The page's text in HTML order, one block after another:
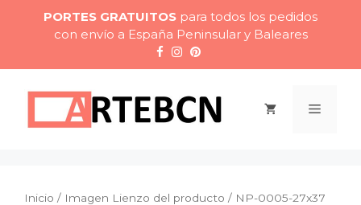
contenido
PORTES GRATUITOS para todos los pedidos
con envío a España Peninsular y Baleares
Menú
Inicio / Imagen Lienzo del producto / NP-0005-27x37